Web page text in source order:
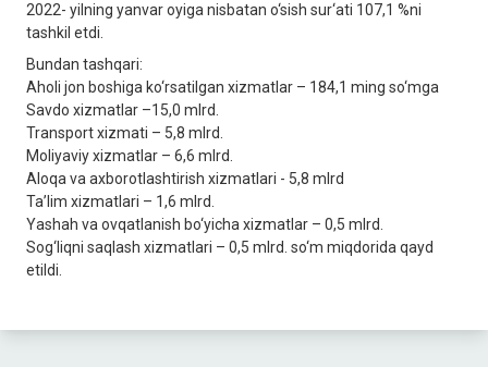
2022- yilning yanvar oyiga nisbatan o‘sish sur‘ati 107,1 %ni
tashkil etdi.
Bundan tashqari:
Aholi jon boshiga ko‘rsatilgan xizmatlar – 184,1 ming so‘mga
Savdo xizmatlar –15,0 mlrd.
Transport xizmati – 5,8 mlrd.
Moliyaviy xizmatlar – 6,6 mlrd.
Aloqa va axborotlashtirish xizmatlari - 5,8 mlrd
Ta’lim xizmatlari – 1,6 mlrd.
Yashah va ovqatlanish bo‘yicha xizmatlar – 0,5 mlrd.
Sog‘liqni saqlash xizmatlari – 0,5 mlrd. so‘m miqdorida qayd
etildi.